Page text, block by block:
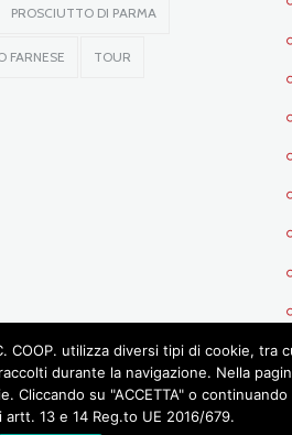
PROSCIUTTO DI PARMA
FARNESE TOUR
COOPERATIVA • P.IVA 02772780348
utilizza diversi tipi di cookie,
durante la navigazione. Nella
su "ACCETTA" o
13 e 14 Reg.to UE 2016/679.